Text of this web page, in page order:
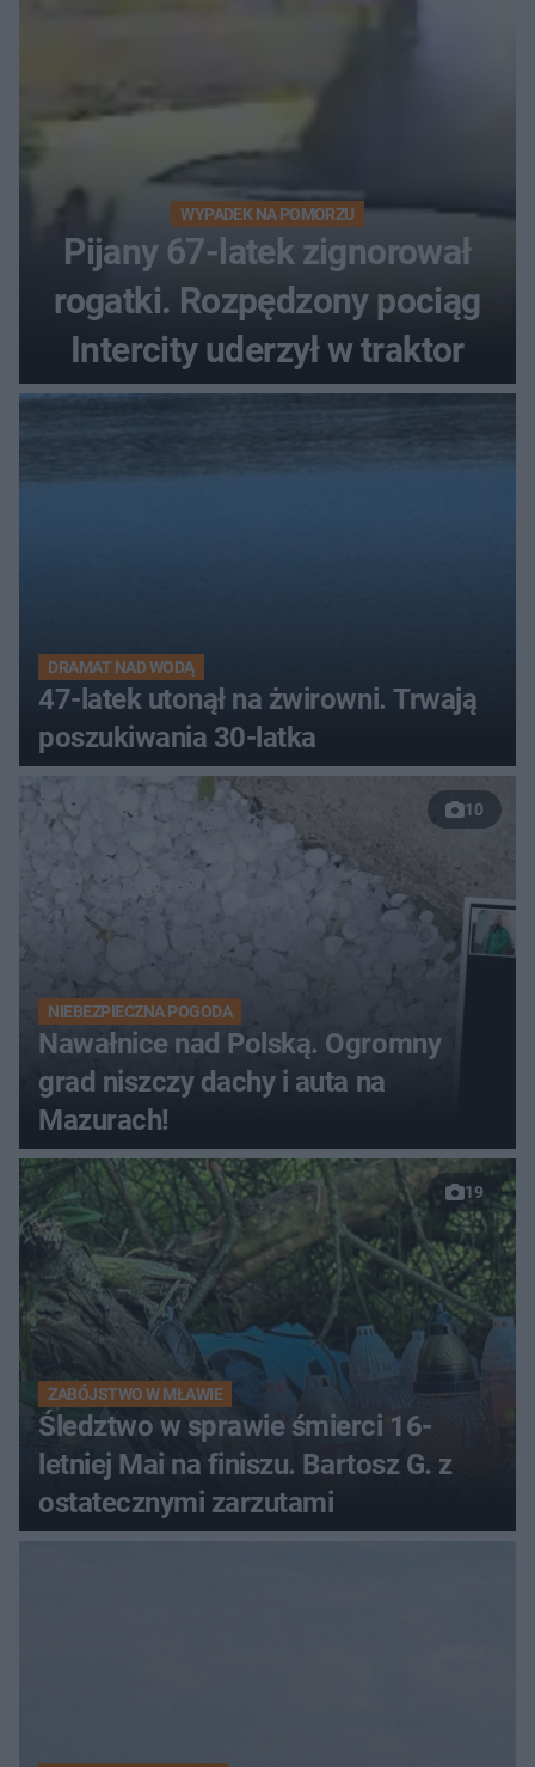
WYPADEK NA POMORZU
Pijany 67-latek zignorował
rogatki. Rozpędzony pociąg
Intercity uderzył w traktor
DRAMAT NAD WODĄ
47-latek utonął na żwirowni. Trwają
poszukiwania 30-latka
10
NIEBEZPIECZNA POGODA
Nawałnice nad Polską. Ogromny
grad niszczy dachy i auta na
Mazurach!
19
ZABÓJSTWO W MŁAWIE
Śledztwo w sprawie śmierci 16-
letniej Mai na finiszu. Bartosz G. z
ostatecznymi zarzutami